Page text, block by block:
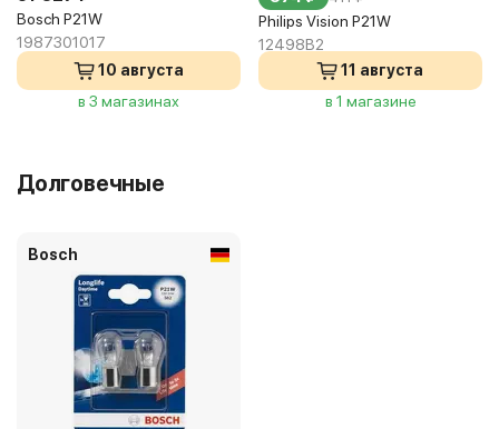
Bosch P21W
1987301017
10 августа
в 3 магазинах
Philips Vision P21W
12498B2
11 августа
в 1 магазине
Долговечные
Bosch